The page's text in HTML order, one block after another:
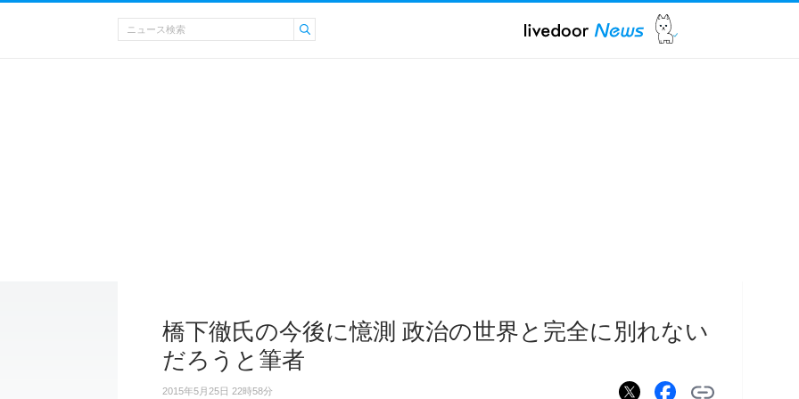
橋下徹氏の今後に憶測 政治の世界と完全に別れない
だろうと筆者
2015年5月25日 22時58分